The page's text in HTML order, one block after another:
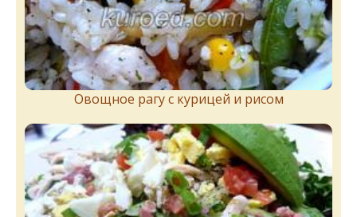
Овощное рагу с курицей и рисом